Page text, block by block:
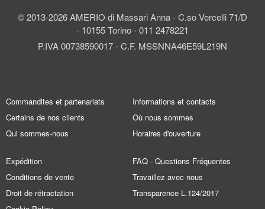
© 2013-2026 AMERIO di Massari Anna - C.so Vercelli 71/D
- 10155 Torino - 011 2478221
P.IVA 00738590017 - C.F. MSSNNA46E59L219N
Commandites et partenariats
Certains de nos clients
Qui sommes-nous
Informations et contacts
Où nous sommes
Horaires d'ouverture
Expédition
Conditions de vente
Droit de rétractation
FAQ - Questions Fréquentes
Travaillez avec nous
Transparence L.124/2017